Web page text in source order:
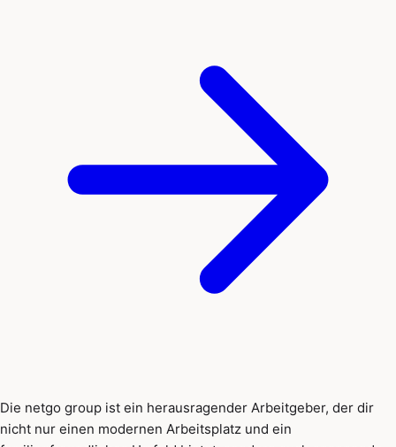
Die netgo group ist ein herausragender Arbeitgeber, der dir
nicht nur einen modernen Arbeitsplatz und ein